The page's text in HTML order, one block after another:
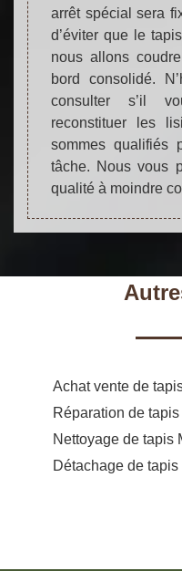
arrêt spécial sera
d’éviter que le
nous allons
bord consolidé.
consulter s’il
reconstituer les
sommes qualifiés
tâche. Nous vous
qualité à moindre
Achat vente de
Réparation de
Nettoyage de tapis
Détachage de tapis